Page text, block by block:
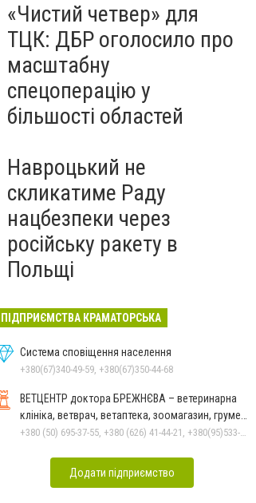
«Чистий четвер» для
ТЦК: ДБР оголосило про
масштабну
спецоперацію у
більшості областей
Навроцький не
скликатиме Раду
нацбезпеки через
російську ракету в
Польщі
ПІДПРИЄМСТВА КРАМАТОРСЬКА
Система сповіщення населення
+380(67)340-49-59, +380(67)350-44-68
ВЕТЦЕНТР доктора БРЕЖНЄВА – ветеринарна
клініка, ветврач, ветаптека, зоомагазин, грумер,
стрижки.
+380 (50) 695-37-55, +380 (626) 41-44-21, +380(95)533-90-03
Додати підприємство